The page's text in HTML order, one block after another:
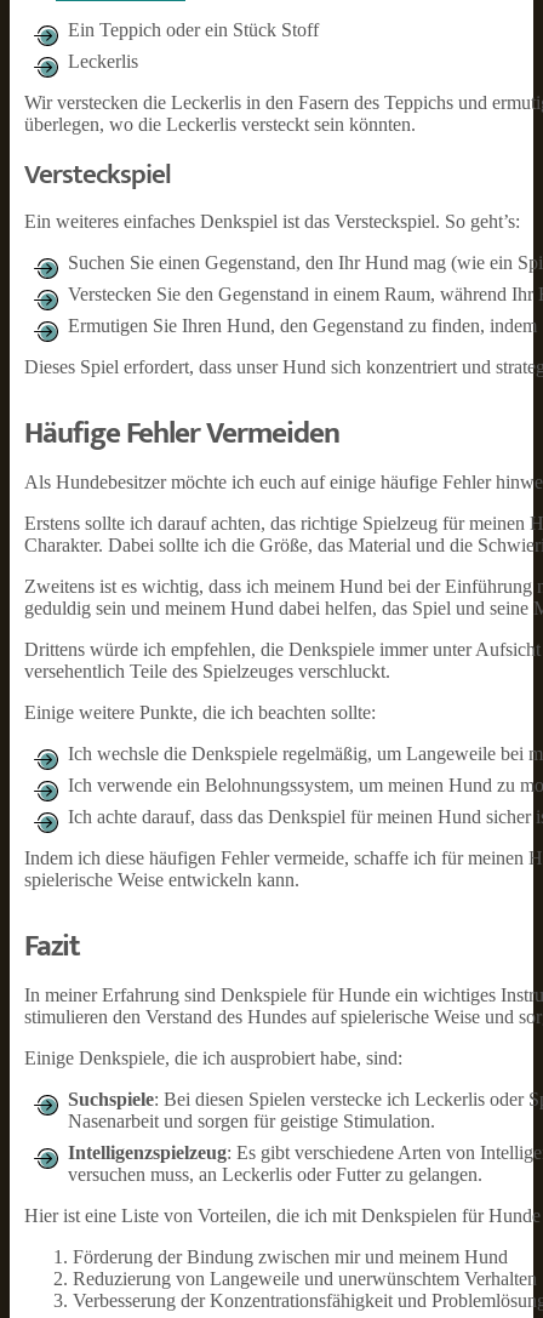
Ein Teppich oder ein Stück Stoff
Leckerlis
Wir verstecken die Leckerlis in den Fasern des Teppichs und
überlegen, wo die Leckerlis versteckt sein könnten.
Versteckspiel
Ein weiteres einfaches Denkspiel ist das Versteckspiel. So geht’s:
Suchen Sie einen Gegenstand, den Ihr Hund mag (wie ein
Verstecken Sie den Gegenstand in einem Raum, während Ihr
Ermutigen Sie Ihren Hund, den Gegenstand zu finden,
Dieses Spiel erfordert, dass unser Hund sich konzentriert und
Häufige Fehler Vermeiden
Als Hundebesitzer möchte ich euch auf einige häufige Fehler
Erstens sollte ich darauf achten, das richtige Spielzeug für meinen
Charakter. Dabei sollte ich die Größe, das Material und die
Zweitens ist es wichtig, dass ich meinem Hund bei der
geduldig sein und meinem Hund dabei helfen, das Spiel und seine
Drittens würde ich empfehlen, die Denkspiele immer unter
versehentlich Teile des Spielzeuges verschluckt.
Einige weitere Punkte, die ich beachten sollte:
Ich wechsle die Denkspiele regelmäßig, um Langeweile bei
Ich verwende ein Belohnungssystem, um meinen Hund zu
Ich achte darauf, dass das Denkspiel für meinen Hund
Indem ich diese häufigen Fehler vermeide, schaffe ich für meinen
spielerische Weise entwickeln kann.
Fazit
In meiner Erfahrung sind Denkspiele für Hunde ein wichtiges
stimulieren den Verstand des Hundes auf spielerische Weise und
Einige Denkspiele, die ich ausprobiert habe, sind:
Suchspiele: Bei diesen Spielen verstecke ich Leckerlis oder
Nasenarbeit und sorgen für geistige Stimulation.
Intelligenzspielzeug: Es gibt verschiedene Arten von
versuchen muss, an Leckerlis oder Futter zu gelangen.
Hier ist eine Liste von Vorteilen, die ich mit Denkspielen für Hunde
Förderung der Bindung zwischen mir und meinem Hund
Reduzierung von Langeweile und unerwünschtem Verhalten
Verbesserung der Konzentrationsfähigkeit und